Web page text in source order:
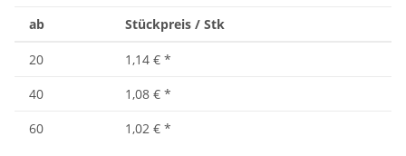
ab Stückpreis / Stk
20 1,14 € *
40
1,08 € *
60
1,02 € *